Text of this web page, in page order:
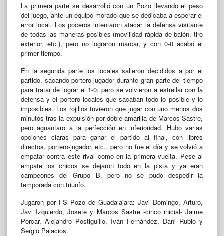
La primera parte se desarrolló con un Pozo llevando el peso
del juego, ante un equipo morado que se dedicaba a esperar el
error local. Los poceros intentaron atacar la defensa visitante
de todas las maneras posibles (movilidad rápida de balón, tiro
exterior, etc.), pero no lograron marcar, y con 0-0 acabó el
primer tiempo.
En la segunda parte los locales salieron decididos a por el
partido, sacando portero-jugador durante gran parte del tiempo
para tratar de lograr el 1-0, pero se volvieron a estrellar con la
defensa y el portero locales que sacaban todo lo posible y lo
imposibles. Los rojillos tuvieron que jugar con uno menos dos
minutos tras la expulsión por doble amarilla de Marcos Sastre,
pero aguantaro a la perfección en inferioridad. Hubo varias
opciones claras para ganar el partido al final, con libres
directos, portero-jugador, etc., pero no fue el día y se volvió a
empatar contra este rival como en la primera vuelta. Pese al
empate los chicos se dejaron todo en la pista y ya eran
campeones del Grupo B, pero no se pudo despedir la
temporada con triunfo.
Jugaron por FS Pozo de Guadalajara: Javi Domingo, Arturo,
Javi Izquierdo, Josete y Marcos Sastre -cinco inicial- Jaime
Porcar, Alejandro Postiguillo, Iván Fernández, Dani Rubio y
Sergio Palacios.